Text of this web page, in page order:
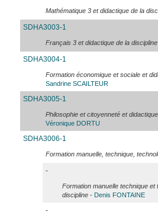
Mathématique 3 et didactique de la
SDHA3003-1
Français 3 et didactique de la discipline
SDHA3004-1
Formation économique et sociale et
Sandrine SCAILTEUR
SDHA3005-1
Philosophie et citoyenneté et
Véronique DORTU
SDHA3006-1
Formation manuelle, technique,
-
Formation manuelle technique
discipline - Denis FONTAINE
-